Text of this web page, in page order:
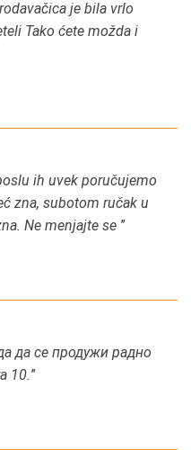
je bila vrlo
Tako ćete možda i
ih uvek poručujemo
zna, subotom ručak u
Ne menjajte se ”
да се продужи радно
10.”